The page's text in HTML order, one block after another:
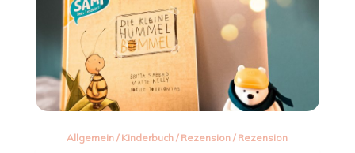
Allgemein / Kinderbuch / Rezension / Rezension